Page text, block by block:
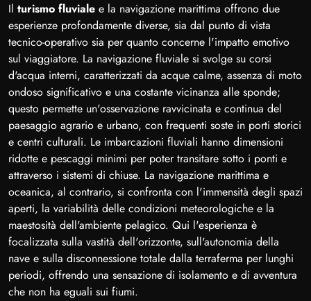
Il turismo fluviale e la navigazione marittima offrono due
esperienze profondamente diverse, sia dal punto di vista
tecnico-operativo sia per quanto concerne l'impatto emotivo
sul viaggiatore. La navigazione fluviale si svolge su corsi
d'acqua interni, caratterizzati da acque calme, assenza di moto
ondoso significativo e una costante vicinanza alle sponde;
questo permette un'osservazione ravvicinata e continua del
paesaggio agrario e urbano, con frequenti soste in porti storici
e centri culturali. Le imbarcazioni fluviali hanno dimensioni
ridotte e pescaggi minimi per poter transitare sotto i ponti e
attraverso i sistemi di chiuse. La navigazione marittima e
oceanica, al contrario, si confronta con l'immensità degli spazi
aperti, la variabilità delle condizioni meteorologiche e la
maestosità dell'ambiente pelagico. Qui l'esperienza è
focalizzata sulla vastità dell'orizzonte, sull'autonomia della
nave e sulla disconnessione totale dalla terraferma per lunghi
periodi, offrendo una sensazione di isolamento e di avventura
che non ha eguali sui fiumi.